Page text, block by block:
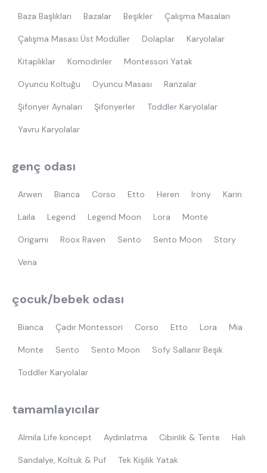
Baza Başlıkları Bazalar Beşikler Çalışma Masaları
Çalışma Masası Üst Modüller Dolaplar Karyolalar
Kitaplıklar Komodinler Montessori Yatak
Oyuncu Koltuğu Oyuncu Masası Ranzalar
Şifonyer Aynaları Şifonyerler Toddler Karyolalar
Yavru Karyolalar
genç odası
Arwen Bianca Corso Etto Heren Irony Karin
Laila Legend Legend Moon Lora Monte
Origami Roox Raven Sento Sento Moon Story
Vena
çocuk/bebek odası
Bianca Çadır Montessori Corso Etto Lora Mia
Monte Sento Sento Moon Sofy Sallanır Beşik
Toddler Karyolalar
tamamlayıcılar
Almila Life koncept Aydınlatma Cibinlik & Tente Halı
Sandalye, Koltuk & Puf Tek Kişilik Yatak